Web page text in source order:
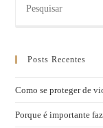
Posts Recentes
Como se proteger de
Porque é importante